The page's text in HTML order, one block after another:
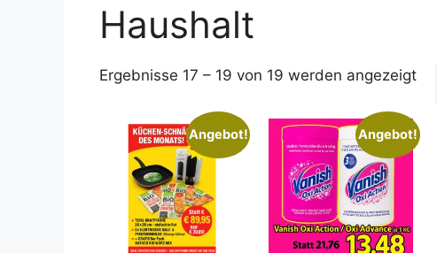
Haushalt
Ergebnisse 17 – 19 von 19 werden angezeigt
Angebot! Angebot!